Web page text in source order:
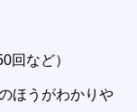
回など）
ほうがわかりや